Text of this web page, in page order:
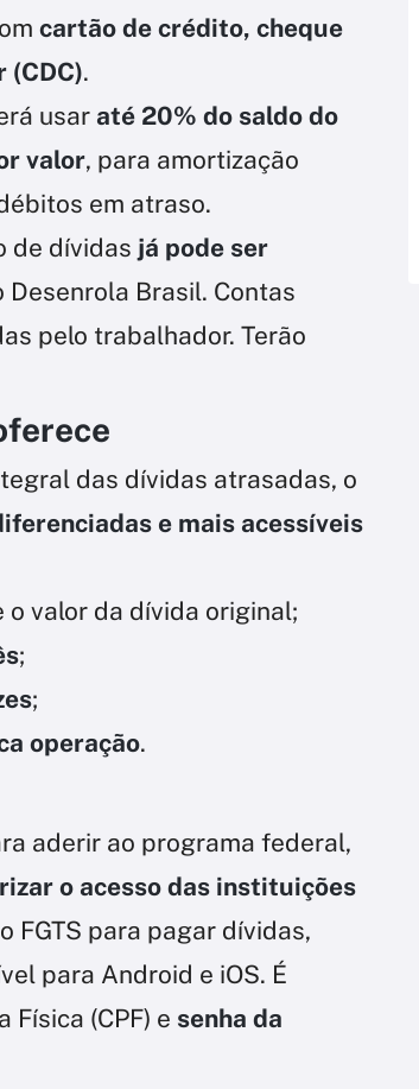
cartão de crédito, cheque
(CDC).
usar até 20% do saldo do
valor, para amortização
em atraso.
de dívidas já pode ser
Desenrola Brasil. Contas
pelo trabalhador. Terão
das dívidas atrasadas, o
e mais acessíveis
o valor da dívida original;
;
;
operação.
aderir ao programa federal,
o acesso das instituições
FGTS para pagar dívidas,
para Android e iOS. É
(CPF) e senha da